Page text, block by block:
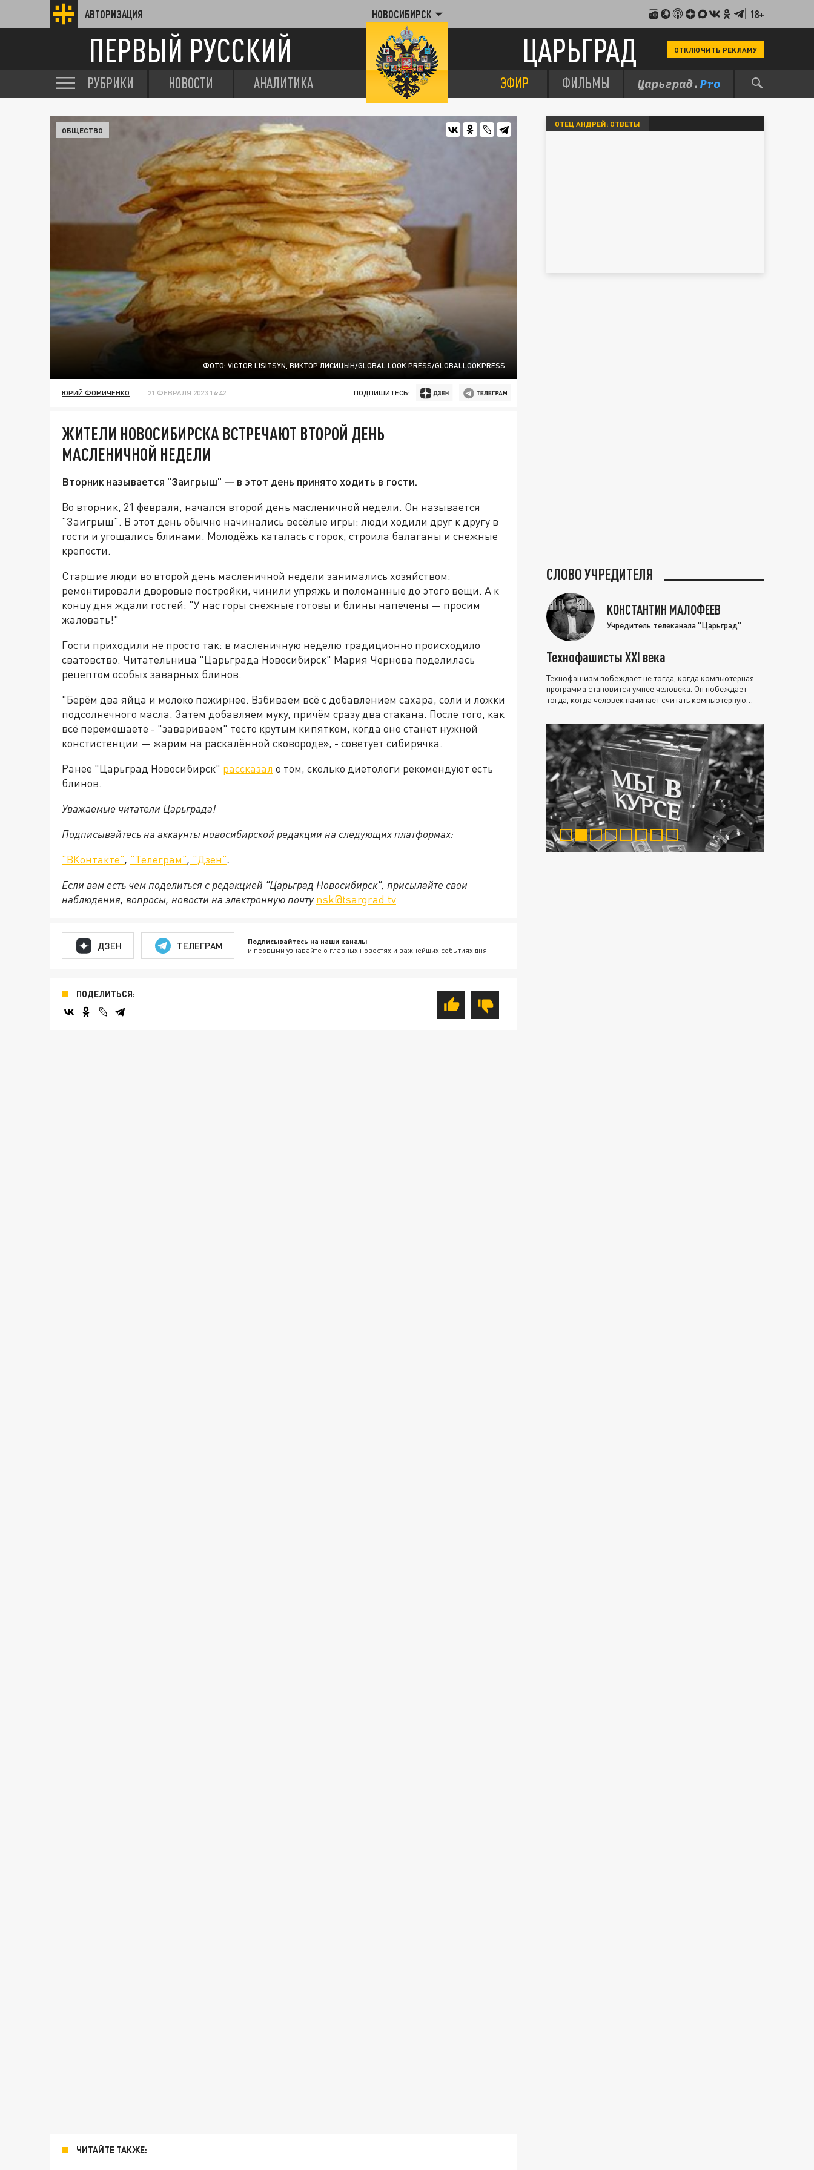
АВТОРИЗАЦИЯ НОВОСИБИРСК 18+
ПЕРВЫЙ РУССКИЙ ЦАРЬГРАД ОТКЛЮЧИТЬ РЕКЛАМУ
РУБРИКИ НОВОСТИ АНАЛИТИКА ЭФИР ФИЛЬМЫ
ФОТО: VICTOR LISITSYN, ВИКТОР ЛИСИЦЫН/GLOBAL LOOK PRESS/GLOBALLOOKPRESS
ОБЩЕСТВО
ЮРИЙ ФОМИЧЕНКО 21 ФЕВРАЛЯ 2023 14:42 ПОДПИШИТЕСЬ:
ЖИТЕЛИ НОВОСИБИРСКА ВСТРЕЧАЮТ ВТОРОЙ ДЕНЬ
МАСЛЕНИЧНОЙ НЕДЕЛИ
Вторник называется "Заигрыш" — в этот день принято ходить в гости.
Во вторник, 21 февраля, начался второй день масленичной недели. Он называется
"Заигрыш". В этот день обычно начинались весёлые игры: люди ходили друг к другу в
гости и угощались блинами. Молодёжь каталась с горок, строила балаганы и снежные
крепости.
Старшие люди во второй день масленичной недели занимались хозяйством:
ремонтировали дворовые постройки, чинили упряжь и поломанные до этого вещи. А к
концу дня ждали гостей: "У нас горы снежные готовы и блины напечены — просим
жаловать!"
Гости приходили не просто так: в масленичную неделю традиционно происходило
сватовство. Читательница "Царьграда Новосибирск" Мария Чернова поделилась
рецептом особых заварных блинов.
"Берём два яйца и молоко пожирнее. Взбиваем всё с добавлением сахара, соли и ложки
подсолнечного масла. Затем добавляем муку, причём сразу два стакана. После того, как
всё перемешаете - "завариваем" тесто крутым кипятком, когда оно станет нужной
констистенции — жарим на раскалённой сковороде», - советует сибирячка.
Ранее "Царьград Новосибирск" рассказал о том, сколько диетологи рекомендуют есть
блинов.
Уважаемые читатели Царьграда!
Подписывайтесь на аккаунты новосибирской редакции на следующих платформах:
"ВКонтакте", "Телеграм", "Дзен".
Если вам есть чем поделиться с редакцией "Царьград Новосибирск", присылайте свои
наблюдения, вопросы, новости на электронную почту nsk@tsargrad.tv
ДЗЕН ТЕЛЕГРАМ Подписывайтесь на наши каналы
и первыми узнавайте о главных новостях и важнейших событиях дня.
ПОДЕЛИТЬСЯ:
ЧИТАЙТЕ ТАКЖЕ:
ОТЕЦ АНДРЕЙ: ОТВЕТЫ
СЛОВО УЧРЕДИТЕЛЯ
КОНСТАНТИН МАЛОФЕЕВ
Учредитель телеканала "Царьград"
Технофашисты XXI века
Технофашизм побеждает не тогда, когда компьютерная
программа становится умнее человека. Он побеждает
тогда, когда человек начинает считать компьютерную